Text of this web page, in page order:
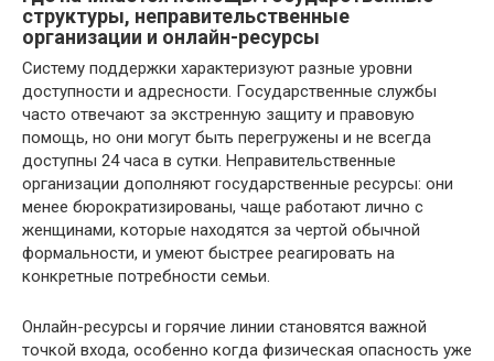
структуры, неправительственные
организации и онлайн-ресурсы
Систему поддержки характеризуют разные уровни
доступности и адресности. Государственные службы
часто отвечают за экстренную защиту и правовую
помощь, но они могут быть перегружены и не всегда
доступны 24 часа в сутки. Неправительственные
организации дополняют государственные ресурсы: они
менее бюрократизированы, чаще работают лично с
женщинами, которые находятся за чертой обычной
формальности, и умеют быстрее реагировать на
конкретные потребности семьи.
Онлайн-ресурсы и горячие линии становятся важной
точкой входа, особенно когда физическая опасность уже